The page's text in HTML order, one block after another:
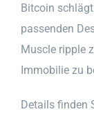
Bitcoin
passenden
Muscle ripple
Immobilie zu
Details finden